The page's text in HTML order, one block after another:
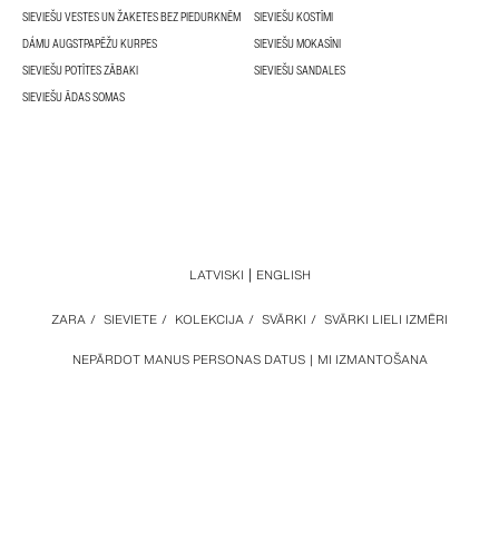
SIEVIEŠU VESTES UN ŽAKETES BEZ PIEDURKNĒM
SIEVIEŠU KOSTĪMI
DÁMU AUGSTPAPĒŽU KURPES
SIEVIEŠU MOKASĪNI
SIEVIEŠU POTĪTES ZĀBAKI
SIEVIEŠU SANDALES
SIEVIEŠU ĀDAS SOMAS
NEPĀRDOT MANUS PERSONAS DATUS MI IZMANTOŠANA
ZARA / SIEVIETE / KOLEKCIJA / SVĀRKI / SVĀRKI LIELI IZMĒRI
LATVISKI ENGLISH